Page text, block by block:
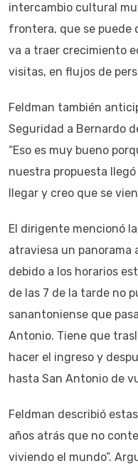
intercambio cultural
frontera, que se puede
va a traer crecimiento
visitas, en flujos de
Feldman también
Seguridad a Bernardo
“Eso es muy bueno
nuestra propuesta
llegar y creo que se
El dirigente mencionó
atraviesa un panorama
debido a los horarios
de las 7 de la tarde no
sanantoniense que
Antonio. Tiene que
hacer el ingreso y
hasta San Antonio de
Feldman describió
años atrás que no
viviendo el mundo”.